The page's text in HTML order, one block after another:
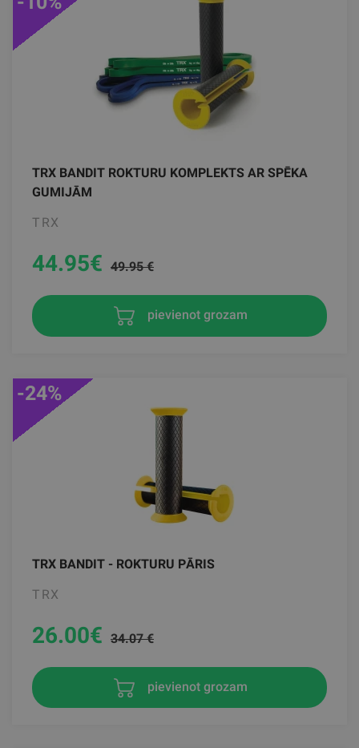
TRX BANDIT ROKTURU KOMPLEKTS AR SPĒKA
GUMIJĀM
TRX
44.95€ 49.95 €
pievienot grozam
TRX BANDIT - ROKTURU PĀRIS
TRX
-24%
26.00€ 34.07 €
pievienot grozam